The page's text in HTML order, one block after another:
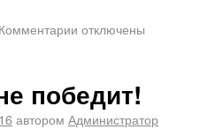
Комментарии отключены
победит!
автором Администратор